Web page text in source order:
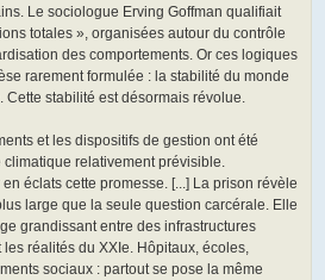
Le sociologue Erving Goffman qualifiait
totales », organisées autour du contrôle
des comportements. Or ces logiques
rarement formulée : la stabilité du monde
stabilité est désormais révolue.
et les dispositifs de gestion ont été
relativement prévisible.
éclats cette promesse. [...] La prison révèle
large que la seule question carcérale. Elle
grandissant entre des infrastructures
réalités du XXIe. Hôpitaux, écoles,
sociaux : partout se pose la même